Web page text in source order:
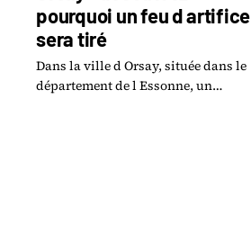
pourquoi un feu d artifice
sera tiré
Dans la ville d Orsay, située dans le
département de l Essonne, un